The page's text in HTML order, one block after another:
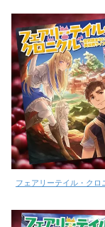
フェアリーテイル・クロ